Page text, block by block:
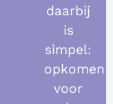
daarbij
is
simpel:
opkomen
voor